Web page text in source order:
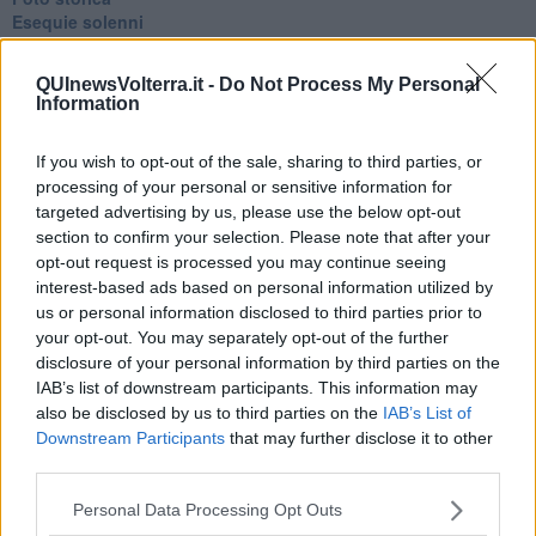
QUInewsVolterra.it - Do Not Process My Personal
Information
If you wish to opt-out of the sale, sharing to third parties, or
processing of your personal or sensitive information for
targeted advertising by us, please use the below opt-out
section to confirm your selection. Please note that after your
opt-out request is processed you may continue seeing
interest-based ads based on personal information utilized by
us or personal information disclosed to third parties prior to
your opt-out. You may separately opt-out of the further
disclosure of your personal information by third parties on the
IAB’s list of downstream participants. This information may
also be disclosed by us to third parties on the IAB’s List of
Downstream Participants that may further disclose it to other
Personal Data Processing Opt Outs
Esequie solenni
Nostalgia del sangue blu
Non avere e non essere
Armiamoci e... avviatevi
Schizzi di fango
Sor-riso amaro
Fine anno al ristorante
La festa di Capodanno
Natale 2024
Re e regnanti
A noi interessa il dito non la luna
Come rubare allo stato e vivere felici
Una performance
Il compagno
​Io (allo specchio)
Tramonto
Passato, presente, futuro
La virtù del non fare
Il giorno dei saldi
L'ultimo post